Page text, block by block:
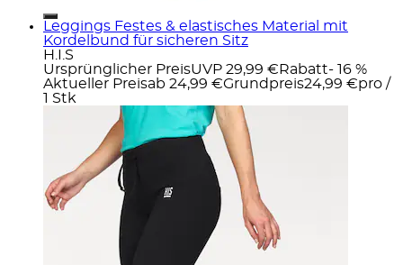
Leggings Festes & elastisches Material mit
Kordelbund für sicheren Sitz
H.I.S
Ursprünglicher PreisUVP 29,99 € Rabatt- 16 %
Aktueller Preisab 24,99 €Grundpreis24,99 €pro /
1 Stk